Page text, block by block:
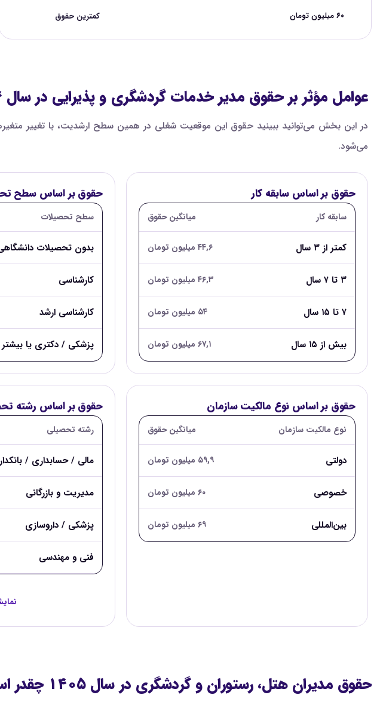
کمترین حقوق ۶۰ میلیون تومان
عوامل مؤثر بر حقوق مدیر خدمات گردشگری و پذیرایی در سال ۱۴۰۴
در این بخش می‌توانید ببینید حقوق این موقعیت شغلی در همین سطح ارشدیت، با تغییر
می‌شود.
حقوق بر اساس سابقه کار
سابقه کار میانگین حقوق
کمتر از ۳ سال ۴۴,۶ میلیون تومان
۳ تا ۷ سال ۴۶,۳ میلیون تومان
۷ تا ۱۵ سال ۵۴ میلیون تومان
بیش از ۱۵ سال ۶۷,۱ میلیون تومان
حقوق بر اساس سطح
سطح تحصیلات
بدون تحصیلات
کارشناسی
کارشناسی ارشد
پزشکی / دکتری یا بیشتر
حقوق بر اساس نوع مالکیت سازمان
نوع مالکیت سازمان میانگین حقوق
دولتی ۵۹,۹ میلیون تومان
خصوصی ۶۰ میلیون تومان
بین‌المللی ۶۹ میلیون تومان
حقوق بر اساس رشته
رشته تحصیلی
مالی / حسابداری /
مدیریت و بازرگانی
پزشکی / داروسازی
فنی و مهندسی
حقوق مدیران هتل، رستوران و گردشگری در سال ۱۴۰۵ چقدر است؟